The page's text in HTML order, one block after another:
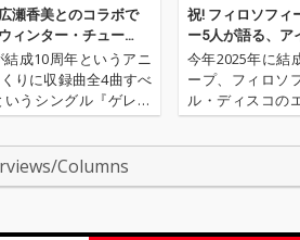
瀬香美とのコラボで
ィンター・チュー
成10周年というアニ
りに収録曲全4曲すべ
うシングル『ゲレン
リースする。広瀬香
情を…
祝! フィロソフィ
ー5人が語る、ア
今年2025年に結
ープ、フィロソ
ル・ディスコの
ィーなサウンド
Columns